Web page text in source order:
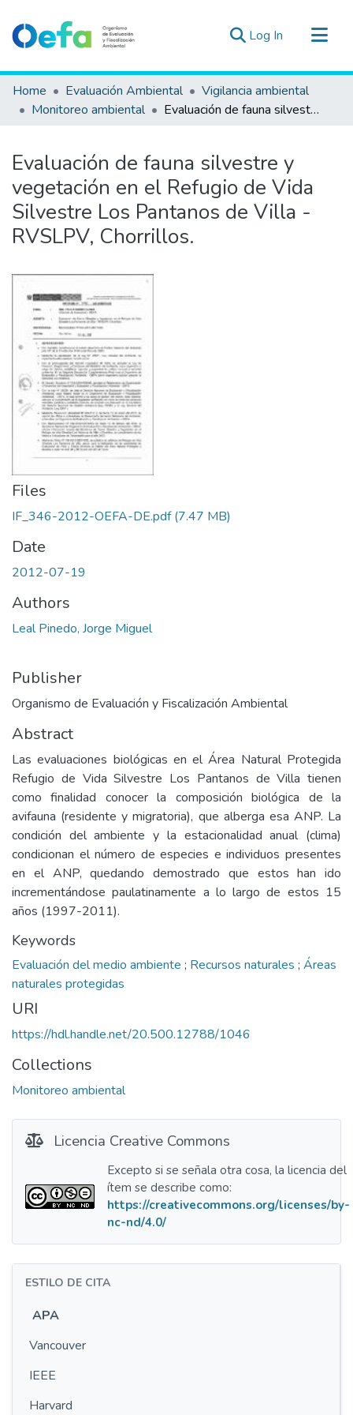
Log In (current)
Communities & Collections
All of DSpace
Estad. Externas
Guias ▾
Home Evaluación Ambiental
Vigilancia ambiental
Monitoreo ambiental
Evaluación de fauna silvestre y vegetación en el Refugio de Vida Silvestre Los Pantanos de Villa - RVSLPV, Chorrillos.
Evaluación de fauna silvestre y
vegetación en el Refugio de Vida
Silvestre Los Pantanos de Villa -
RVSLPV, Chorrillos.
Files
IF_346-2012-OEFA-DE.pdf(7.47 MB)
Date
2012-07-19
Authors
Leal Pinedo, Jorge Miguel
Publisher
Organismo de Evaluación y Fiscalización Ambiental
Abstract
Las evaluaciones biológicas en el Área Natural Protegida
Refugio de Vida Silvestre Los Pantanos de Villa tienen
como finalidad conocer la composición biológica de la
avifauna (residente y migratoria), que alberga esa ANP. La
condición del ambiente y la estacionalidad anual (clima)
condicionan el número de especies e individuos presentes
en el ANP, quedando demostrado que estos han ido
incrementándose paulatinamente a lo largo de estos 15
años (1997-2011).
Keywords
Evaluación del medio ambiente ; Recursos naturales ; Áreas
naturales protegidas
URI
https://hdl.handle.net/20.500.12788/1046
Collections
Monitoreo ambiental
Licencia Creative Commons
Excepto si se señala otra cosa, la licencia del
ítem se describe como:
https://creativecommons.org/licenses/by-
nc-nd/4.0/
ESTILO DE CITA
APA
Vancouver
IEEE
Harvard